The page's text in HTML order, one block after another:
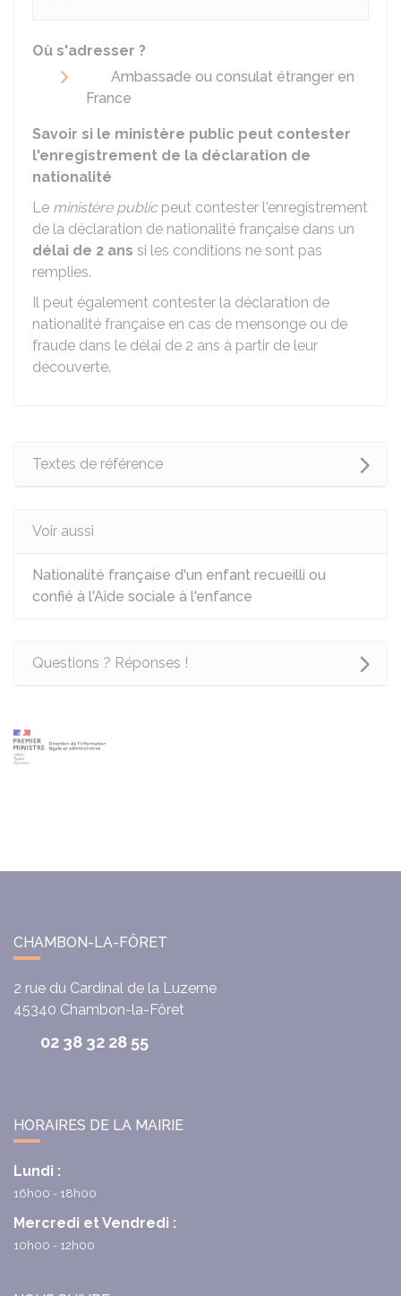
Où s'adresser ?
Ambassade ou consulat étranger en
France
Savoir si le ministère public peut contester
l'enregistrement de la déclaration de
nationalité
Le ministère publicpeut contester l'enregistrement
de la déclaration de nationalité française dans un
délai de 2 ans si les conditions ne sont pas
remplies.
Il peut également contester la déclaration de
nationalité française en cas de mensonge ou de
fraude dans le délai de 2 ans à partir de leur
découverte.
Textes de référence
Voir aussi
Nationalité française d'un enfant recueilli ou
confié à l'Aide sociale à l'enfance
Questions ? Réponses !
CHAMBON-LA-FÔRET
2 rue du Cardinal de la Luzerne
45340 Chambon-la-Fôret
02 38 32 28 55
HORAIRES DE LA MAIRIE
Lundi :
16h00 - 18h00
Mercredi et Vendredi :
10h00 - 12h00